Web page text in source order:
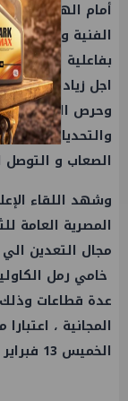
أمام الهيئة من
الفنية وهو ما
بفاعلية في
اجل زيادة الدخل
وحرص الوزير
والتحديات التى
الصعاب و التوصل
وشهد اللقاء
المصرية العامة
مجال التعدين
خامي رمل
عدة قطاعات وذلك
الخميس 13 فبراير 2025.